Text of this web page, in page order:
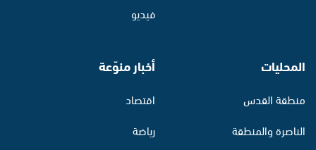
فيديو
المحليات
منطقة القدس
الناصرة والمنطقة
أخبار منوّعة
اقتصاد
رياضة